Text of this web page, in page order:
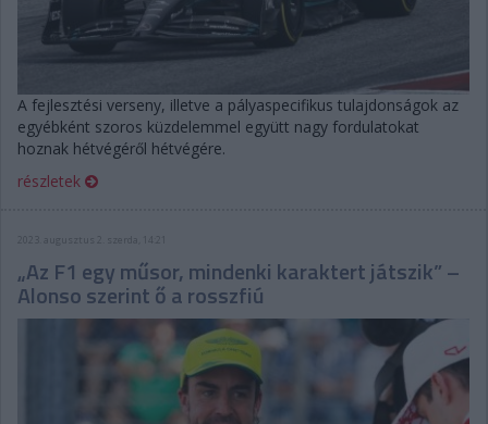
A fejlesztési verseny, illetve a pályaspecifikus tulajdonságok az
egyébként szoros küzdelemmel együtt nagy fordulatokat
hoznak hétvégéről hétvégére.
részletek
2023. augusztus 2. szerda, 14:21
„Az F1 egy műsor, mindenki karaktert játszik” –
Alonso szerint ő a rosszfiú